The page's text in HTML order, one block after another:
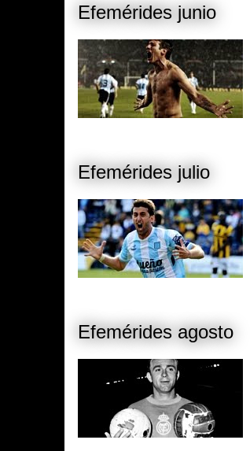
Efemérides junio
Efemérides julio
Efemérides agosto